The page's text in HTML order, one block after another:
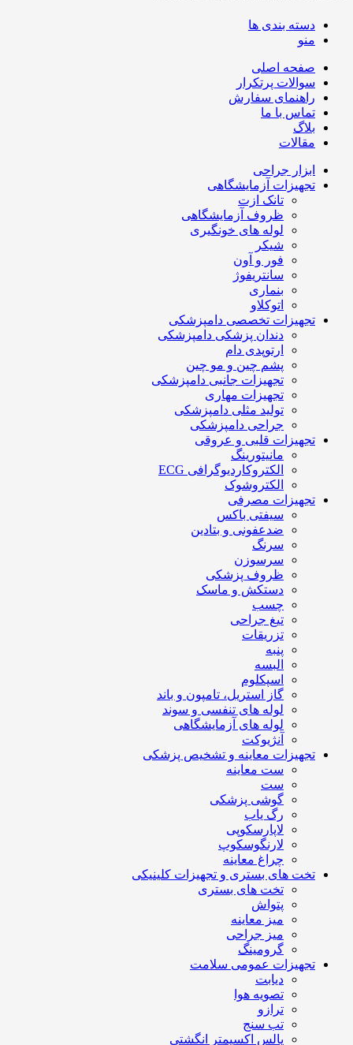
دسته بندی ها
منو
صفحه اصلی
سوالات پرتکرار
راهنمای سفارش
تماس با ما
بلاگ
مقالات
ابزار جراحی
تجهیزات آزمایشگاهی
تانک ازت
ظروف آزمایشگاهی
لوله های خونگیری
شیکر
فور و آون
سانتریفوژ
بنماری
اتوکلاو
تجهیزات تخصصی دامپزشکی
دندان پزشکی دامپزشکی
ارتوپدی دام
پشم چین و مو چین
تجهیزات جانبی دامپزشکی
تجهیزات مهاری
تولید مثلی دامپزشکی
جراحی دامپزشکی
تجهیزات قلبی و عروقی
مانیتورینگ
الکتروکاردیوگرافی ECG
الکتروشوک
تجهیزات مصرفی
سیفتی باکس
ضدعفونی و بتادین
سرنگ
سرسوزن
ظروف پزشکی
دستکش و ماسک
چسب
تیغ جراحی
تزریقات
پنبه
البسه
اسپکلوم
گاز استریل، تامپون و باند
لوله های تنفسی و سوند
لوله های آزمایشگاهی
آنژیوکت
تجهیزات معاینه و تشخیص پزشکی
ست معاینه
ست
گوشی پزشکی
رگ یاب
لاپارسکوپی
لارنگوسکوپ
چراغ معاینه
تخت های بستری و تجهیزات کلینیکی
تخت های بستری
پتواش
میز معاینه
میز جراحی
گرومینگ
تجهیزات عمومی سلامت
دیابت
تصویه هوا
ترازو
تب سنج
پالس اکسیمتر انگشتی